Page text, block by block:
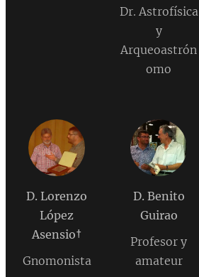
Dr. Astrofísica
y
Arqueoastrón
omo
D. Lorenzo
López
Asensio†
Gnomonista
D. Benito
Guirao
Profesor y
amateur